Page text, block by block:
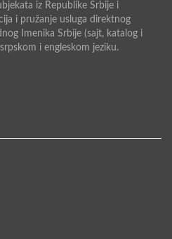
iz Republike Srbije i
i pružanje usluga direktnog
Imenika Srbije (sajt, katalog i
i engleskom jeziku.